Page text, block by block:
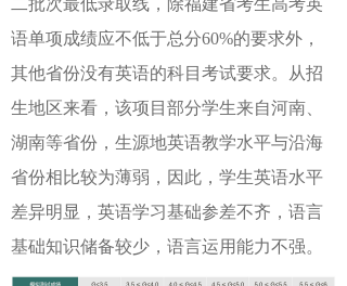
二批次最低录取线，除福建省考生高考英
语单项成绩应不低于总分60%的要求外，
其他省份没有英语的科目考试要求。从招
生地区来看，该项目部分学生来自河南、
湖南等省份，生源地英语教学水平与沿海
省份相比较为薄弱，因此，学生英语水平
差异明显，英语学习基础参差不齐，语言
基础知识储备较少，语言运用能力不强。